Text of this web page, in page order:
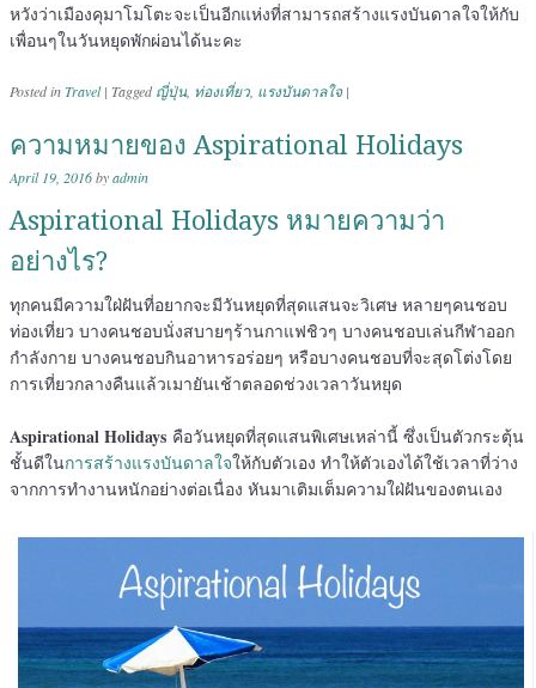
หวังว่าเมืองคุมาโมโตะจะเป็นอีกแห่งที่สามารถสร้างแรงบันดาลใจให้กับ
เพื่อนๆในวันหยุดพักผ่อนได้นะคะ
Posted inTravel | Taggedญี่ปุ่น, ท่องเที่ยว แรงบันดาลใจ |
ความหมายของ Aspirational Holidays
April 19, 2016byadmin
Aspirational Holidays หมายความว่า
อย่างไร?
ทุกคนมีความใฝ่ฝันที่อยากจะมีวันหยุดที่สุดแสนจะวิเศษ หลายๆคนชอบ
ท่องเที่ยว บางคนชอบนั่งสบายๆร้านกาแฟชิวๆ บางคนชอบเล่นกีฬาออก
กำลังกาย บางคนชอบกินอาหารอร่อยๆ หรือบางคนชอบที่จะสุดโต่งโดย
การเที่ยวกลางคืนแล้วเมายันเช้าตลอดช่วงเวลาวันหยุด
Aspirational Holidays คือวันหยุดที่สุดแสนพิเศษเหล่านี้ ซึ่งเป็นตัวกระตุ้น
ชั้นดีในการสร้างแรงบันดาลใจให้กับตัวเอง ทำให้ตัวเองได้ใช้เวลาที่ว่าง
จากการทำงานหนักอย่างต่อเนื่อง หันมาเติมเต็มความใฝ่ฝันของตนเอง